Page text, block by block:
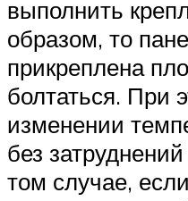
выполнить
образом, то
прикреплена
болтаться. При
изменении
без
том случае,